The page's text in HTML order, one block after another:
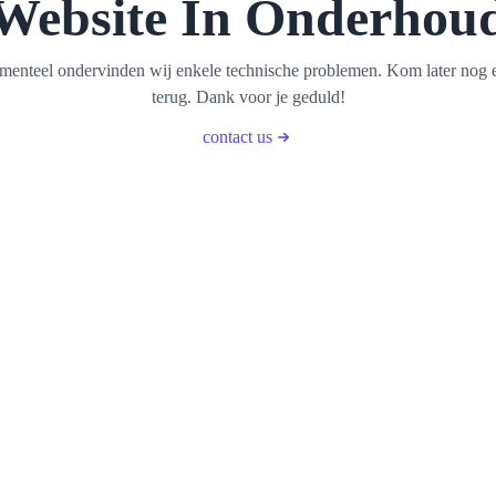
In
ondervinden wij enkele technische problemen. Kom later nog
terug. Dank voor je geduld!
contact us